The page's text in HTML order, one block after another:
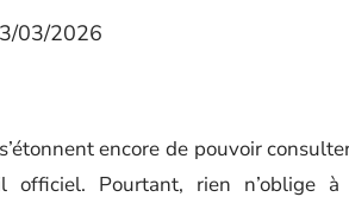
03/2026
encore de pouvoir
officiel. Pourtant, rien n’oblige